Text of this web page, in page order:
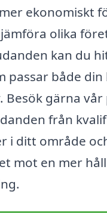
ekonomiskt
olika
kan du
passar både
Besök gärna
från
i ditt område
mot en mer